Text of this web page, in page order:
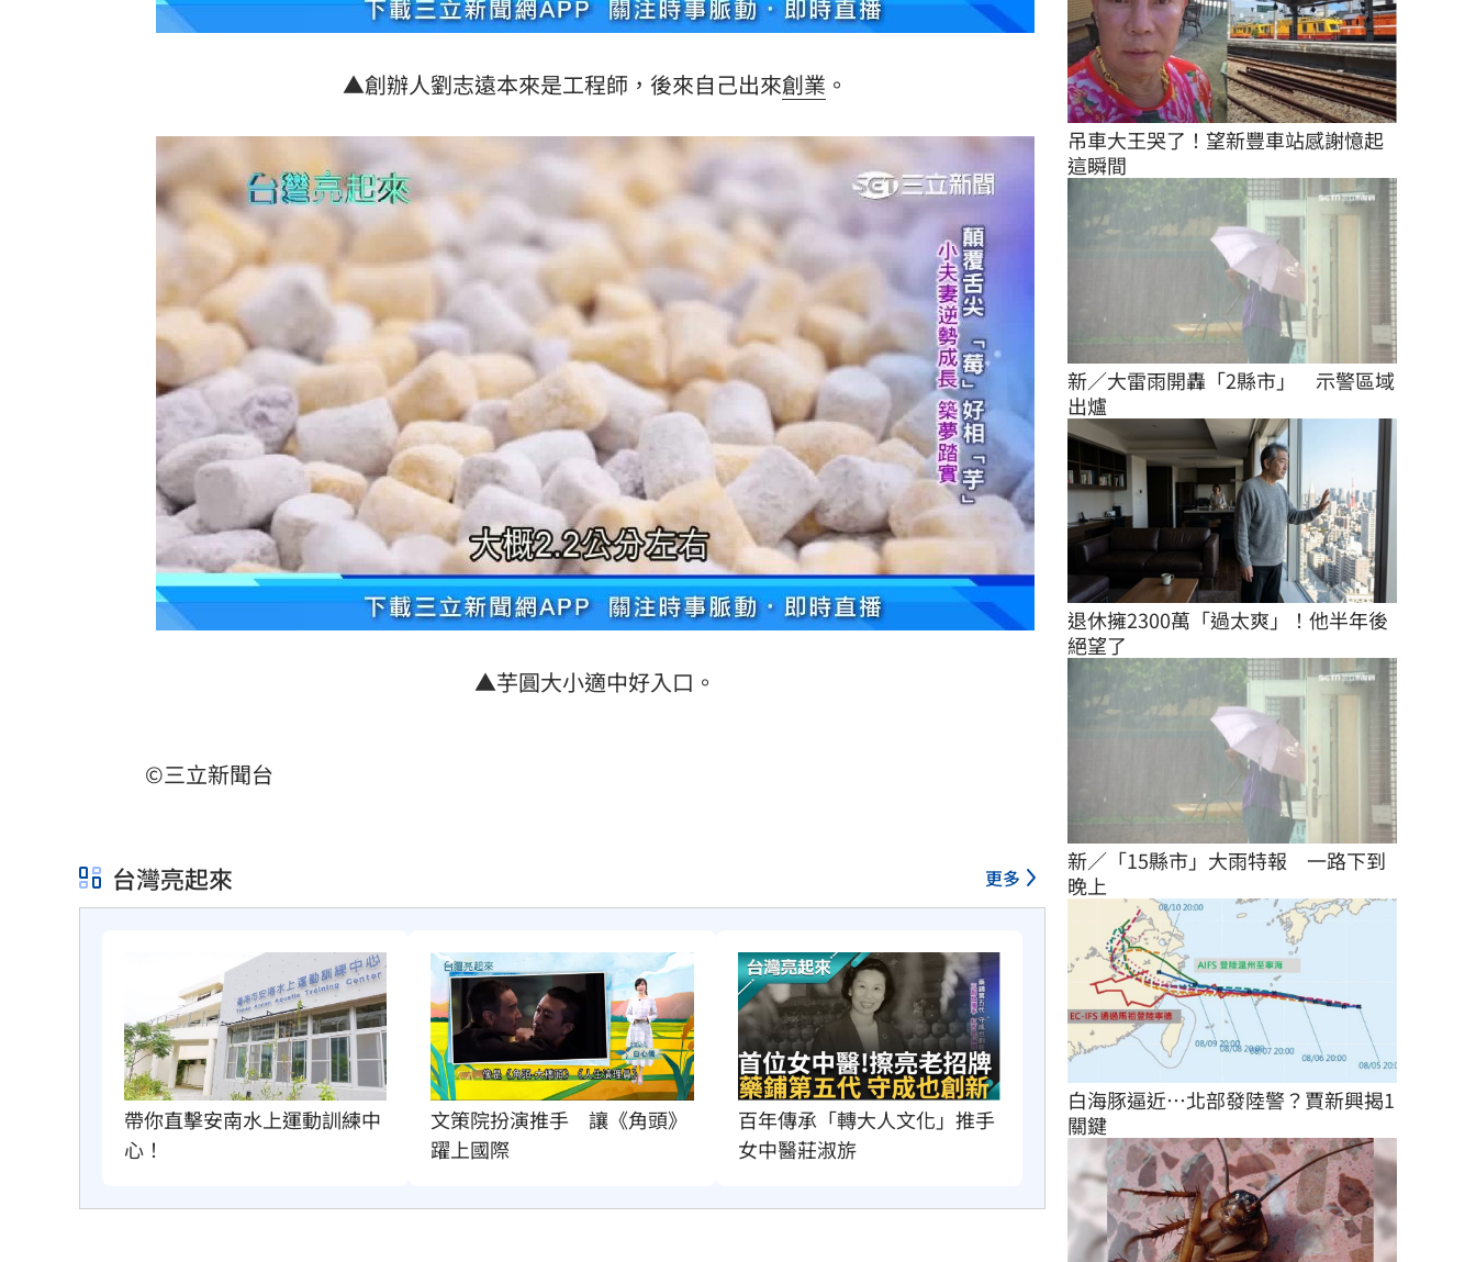
▲創辦人劉志遠本來是工程師，後來自己出來創業 。
▲芋圓大小適中好入口。
©三立新聞台
台灣亮起來 更多
帶你直擊安南水上運動訓練中
心！
文策院扮演推手　讓《角頭》
躍上國際
百年傳承「轉大人文化」推手
女中醫莊淑旂
吊車大王哭了！望新豐車站感謝憶起
這瞬間
新／大雷雨開轟「2縣市」　示警區域
出爐
退休擁2300萬「過太爽」！他半年後
絕望了
新／「15縣市」大雨特報　一路下到
晚上
白海豚逼近…北部發陸警？賈新興揭1
關鍵